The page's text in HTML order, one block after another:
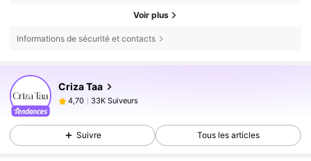
Voir plus
Informations de sécurité et contacts
Criza Taa
4,70
33K Suiveurs
b***eest en train de naviguer
4,70 33K Suiveurs
Suivre Tous les articles